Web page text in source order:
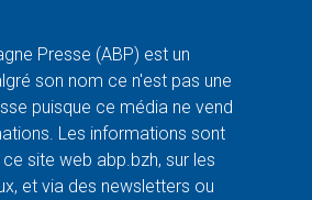
Presse (ABP) est un
son nom ce n'est pas une
puisque ce média ne vend
Les informations sont
site web abp.bzh, sur les
et via des newsletters ou